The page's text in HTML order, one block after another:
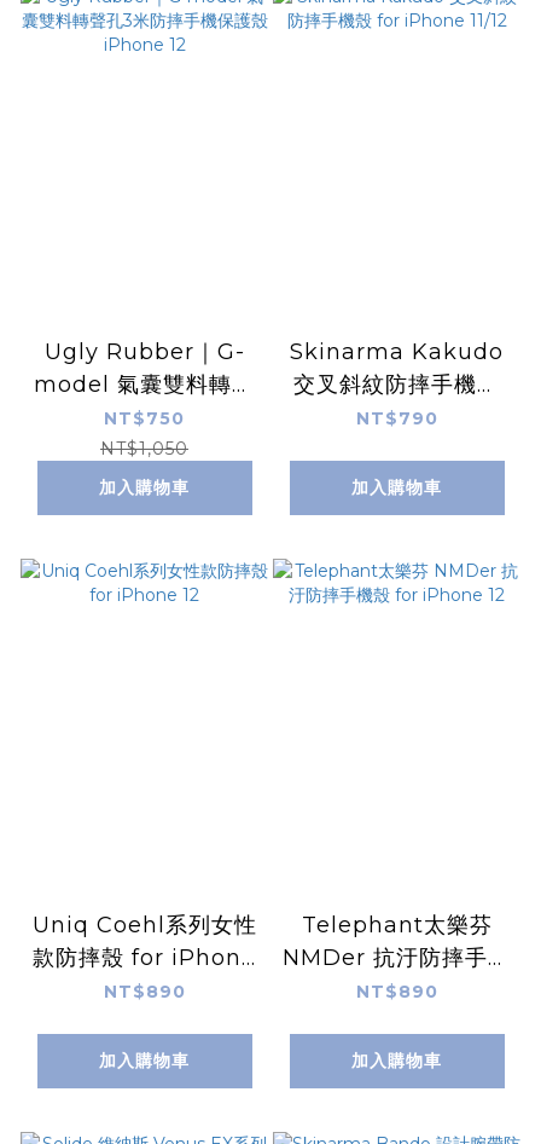
Ugly Rubber｜G-
model 氣囊雙料轉聲
孔3米防摔手機保護殼
iPhone 12
NT$750
NT$1,050
加入購物車
Skinarma Kakudo
交叉斜紋防摔手機殼
for iPhone 11/12
NT$790
加入購物車
Uniq Coehl系列女性
款防摔殼 for iPhone
12
NT$890
加入購物車
Telephant太樂芬
NMDer 抗汙防摔手機
殼 for iPhone 12
NT$890
加入購物車